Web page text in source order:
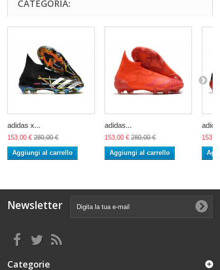
CATEGORIA:
adidas x...
153,00 € 280,00 €
Aggiungi al carrello
adidas...
153,00 € 280,00 €
Aggiungi al carrello
Newsletter
Categorie